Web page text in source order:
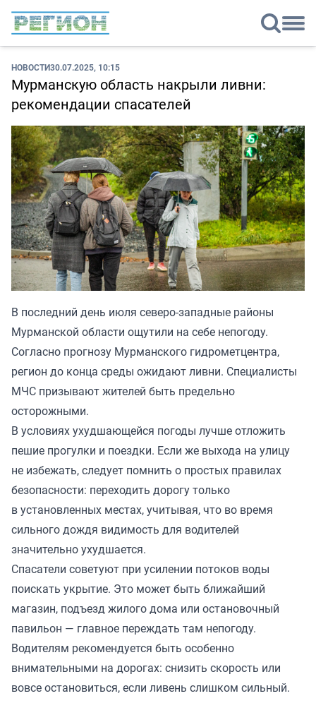
НОВОСТИ30.07.2025, 10:15
Мурманскую область накрыли ливни:
рекомендации спасателей
В последний день июля северо-западные районы
Мурманской области ощутили на себе непогоду.
Согласно прогнозу Мурманского гидрометцентра,
регион до конца среды ожидают ливни. Специалисты
МЧС призывают жителей быть предельно
осторожными.
В условиях ухудшающейся погоды лучше отложить
пешие прогулки и поездки. Если же выхода на улицу
не избежать, следует помнить о простых правилах
безопасности: переходить дорогу только
в установленных местах, учитывая, что во время
сильного дождя видимость для водителей
значительно ухудшается.
Спасатели советуют при усилении потоков воды
поискать укрытие. Это может быть ближайший
магазин, подъезд жилого дома или остановочный
павильон — главное переждать там непогоду.
Водителям рекомендуется быть особенно
внимательными на дорогах: снизить скорость или
вовсе остановиться, если ливень слишком сильный.